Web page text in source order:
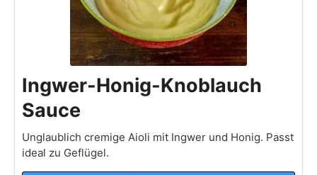
Ingwer-Honig-Knoblauch
Sauce
Unglaublich cremige Aioli mit Ingwer und Honig. Passt
ideal zu Geflügel.